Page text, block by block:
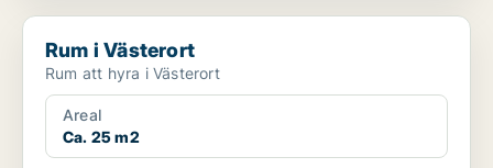
Rum i Västerort
Rum i Västerort
Rum att hyra i Västerort
Areal
Ca. 25 m2